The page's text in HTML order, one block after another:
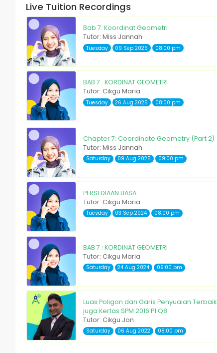
Live Tuition Recordings
Bab 7: Koordinat Geometri
Tutor: Miss Jannah
Tuesday 09 Sep 2025 08:00 pm
BAB 7 : KORDINAT GEOMETRI
Tutor: Cikgu Maria
Tuesday 26 Aug 2025 08:00 pm
Chapter 7: Coordinate Geometry (Part 2)
Tutor: Miss Jannah
Saturday 09 Aug 2025 09:00 pm
PERSEDIAAN UASA
Tutor: Cikgu Maria
Tuesday 03 Sep 2024 08:00 pm
BAB 7 : KORDINAT GEOMETRI
Tutor: Cikgu Maria
Saturday 24 Aug 2024 09:00 pm
Luas Poligon dan Garis Penyuaian Terbaik
juga Kertas SPM 2016 P1 Q8
Tutor: Cikgu Jon
Saturday 06 Aug 2022 08:00 pm